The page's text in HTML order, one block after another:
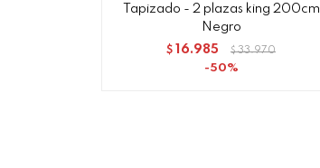
Tapizado - 2 plazas king 200cm
Negro
$ 16.985 $ 33.970
50